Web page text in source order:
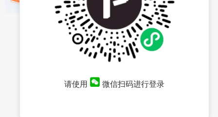
请使用 微信扫码进行登录